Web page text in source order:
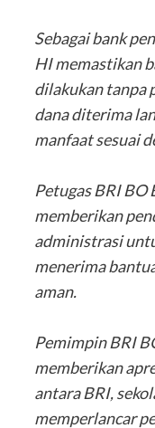
‎Sebagai bank
HI memastikan
dilakukan tanpa
dana diterima
manfaat sesuai
‎Petugas BRI BO
memberikan
administrasi
menerima
aman.
‎Pemimpin BRI
memberikan
antara BRI,
memperlancar